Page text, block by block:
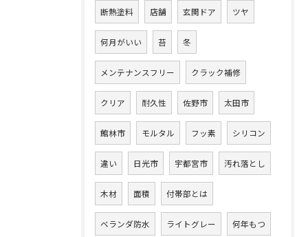
断熱塗料 店舗 玄関ドア ツヤ
何月がいい 苔 冬
メンテナンスフリー クラック補修
クリア 耐久性 佐野市 太田市
館林市 モルタル フッ素 シリコン
違い 日光市 宇都宮市 汚れ落とし
木材 面積 付帯部とは
ベランダ防水 ライトグレー 何年もつ